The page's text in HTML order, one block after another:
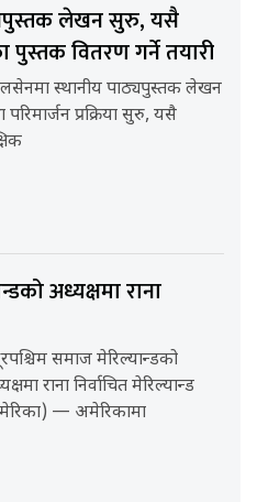
लेखन सुरु, यसै
पुस्तक वितरण गर्ने तयारी
स्थानीय पाठ्यपुस्तक लेखन
परिमार्जन प्रक्रिया सुरु, यसै
अध्यक्षमा राना
समाज मेरिल्यान्डको
राना निर्वाचित मेरिल्यान्ड
— अमेरिकामा